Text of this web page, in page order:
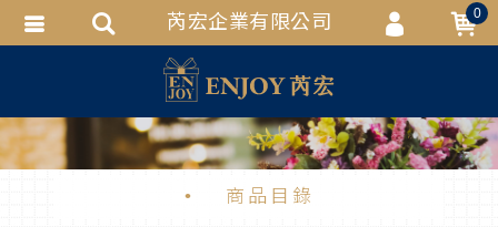
商品目錄
芮宏企業有限公司 0
忘記密碼
訂單查詢